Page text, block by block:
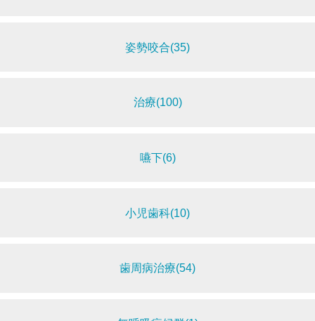
姿勢咬合(35)
治療(100)
嚥下(6)
小児歯科(10)
歯周病治療(54)